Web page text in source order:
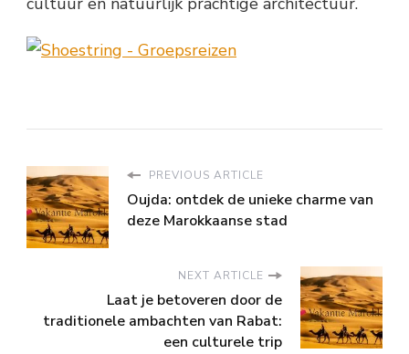
PREVIOUS ARTICLE
Oujda: ontdek de unieke charme van
deze Marokkaanse stad
NEXT ARTICLE
Laat je betoveren door de
traditionele ambachten van Rabat:
een culturele trip